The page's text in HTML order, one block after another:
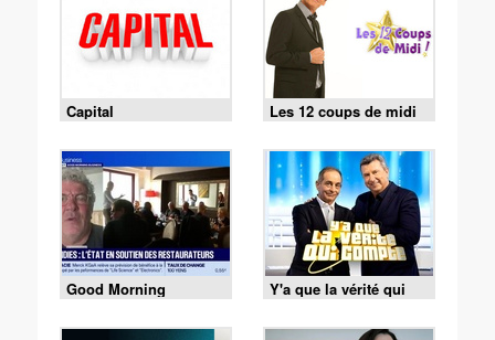
Capital Les 12 coups de midi
Good Morning
Business
Y'a que la vérité qui
compte